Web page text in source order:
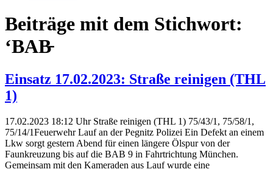
Beiträge mit dem Stichwort:
‘BAB̵
Einsatz 17.02.2023: Straße reinigen (THL
1)
17.02.2023 18:12 Uhr Straße reinigen (THL 1) 75/43/1, 75/58/1,
75/14/1Feuerwehr Lauf an der Pegnitz Polizei Ein Defekt an einem
Lkw sorgt gestern Abend für einen längere Ölspur von der
Faunkreuzung bis auf die BAB 9 in Fahrtrichtung München.
Gemeinsam mit den Kameraden aus Lauf wurde eine